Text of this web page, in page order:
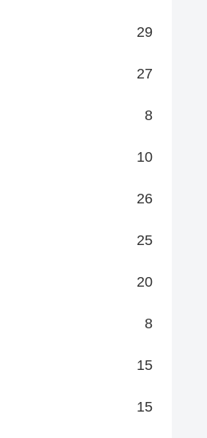
29
27
8
10
26
25
20
8
15
15